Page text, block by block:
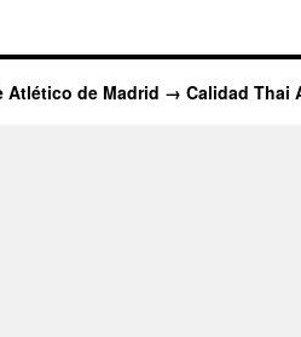
Atlético de Madrid → Calidad Thai